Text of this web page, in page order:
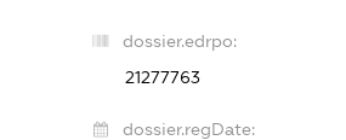
dossier.edrpo:
21277763
dossier.regDate: